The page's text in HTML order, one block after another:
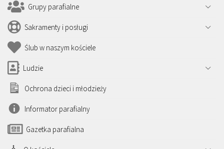
Grupy parafialne
Sakramenty i posługi
Ślub w naszym kościele
Ludzie
Ochrona dzieci i młodzieży
Informator parafialny
Gazetka parafialna